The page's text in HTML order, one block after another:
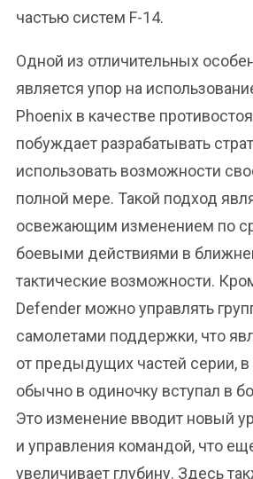
частью систем F-14.
Одной из отличительных
является упор на
Phoenix в качестве
побуждает разрабатывать
использовать возможности
полной мере. Такой подход
освежающим изменением по
боевыми действиями в
тактические возможности.
Defender можно управлять
самолетами поддержки, что
от предыдущих частей серии, в
обычно в одиночку вступал в
Это изменение вводит новый
и управления командой, что
увеличивает глубину. Здесь